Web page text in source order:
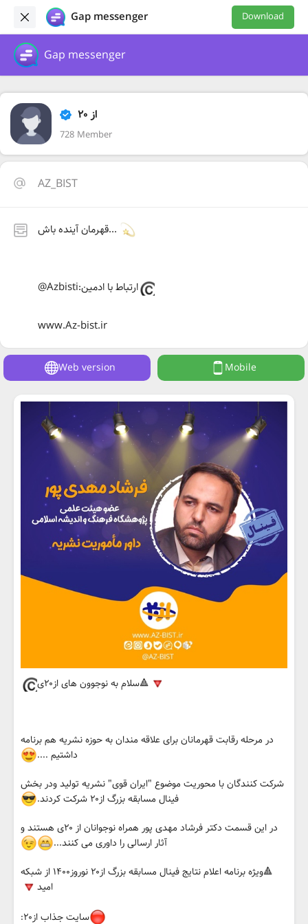
Gap messenger Download
Gap messenger
از‌ ۲۰
728 Member
AZ_BIST
قهرمان آینده باش...
@Azbisti:ارتباط با ادمین
www.Az-bist.ir
Web version Mobile
🔺️سلام به نوجوون های از۲۰ی
در مرحله رقابت قهرمانان برای علاقه مندان به حوزه نشریه هم برنامه
داشتیم ....
شرکت کنندگان با محوریت موضوع "ایران قوی" نشریه تولید و‌در بخش
فینال مسابقه بزرگ از۲۰ شرکت کردند.
در این قسمت دکتر فرشاد مهدی پور همراه نوجوانان از ۲۰ی هستند و
آثار ارسالی را داوری می کنند...
🔺️ویژه برنامه اعلام نتایج فینال مسابقه بزرگ از۲۰ نوروز۱۴۰۰ از شبکه
امید
سایت جذاب از۲۰: